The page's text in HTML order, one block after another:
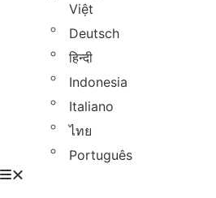
Việt
Deutsch
हिन्दी
Indonesia
Italiano
ไทย
Português